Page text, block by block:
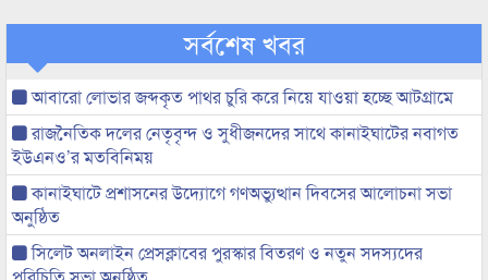
সর্বশেষ খবর
আবারো লোভার জব্দকৃত পাথর চুরি করে নিয়ে যাওয়া হচ্ছে আটগ্রামে
রাজনৈতিক দলের নেতৃবৃন্দ ও সুধীজনদের সাথে কানাইঘাটের নবাগত
ইউএনও’র মতবিনিময়
কানাইঘাটে প্রশাসনের উদ্যোগে গণঅভ্যুত্থান দিবসের আলোচনা সভা
অনুষ্ঠিত
সিলেট অনলাইন প্রেসক্লাবের পুরস্কার বিতরণ ও নতুন সদস্যদের